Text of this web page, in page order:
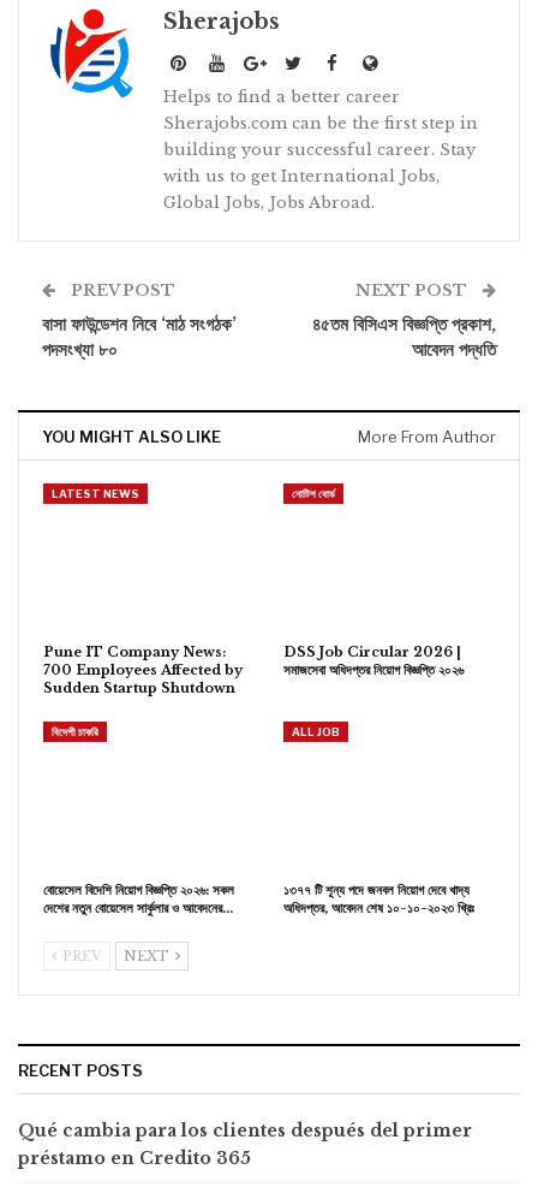
Sherajobs
Helps to find a better career
Sherajobs.com can be the first step in
building your successful career. Stay
with us to get International Jobs,
Global Jobs, Jobs Abroad.
PREV POST
বাসা ফাউন্ডেশন নিবে ‘মাঠ সংগঠক’
পদসংখ্যা ৮০
NEXT POST
৪৫তম বিসিএস বিজ্ঞপ্তি প্রকাশ,
আবেদন পদ্ধতি
YOU MIGHT ALSO LIKE More From Author
LATEST NEWS
Pune IT Company News:
700 Employees Affected by
Sudden Startup Shutdown
নোটিশ বোর্ড
DSS Job Circular 2026 |
সমাজসেবা অধিদপ্তর নিয়োগ বিজ্ঞপ্তি ২০২৬
বিদেশী চাকরি
বোয়েসেল বিদেশি নিয়োগ বিজ্ঞপ্তি ২০২৬: সকল
দেশের নতুন বোয়েসেল সার্কুলার ও আবেদনের…
ALL JOB
১৩৭৭ টি শূন্য পদে জনবল নিয়োগ দেবে খাদ্য
অধিদপ্তর, আবেদন শেষ ১০-১০-২০২৩ খ্রিঃ
PREV NEXT
RECENT POSTS
Qué cambia para los clientes después del primer
préstamo en Credito 365